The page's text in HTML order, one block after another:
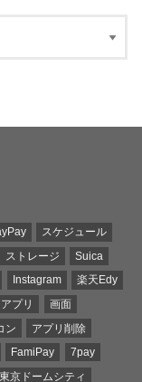
スケジュール
ストレージ
Suica
Instagram
楽天Edy
プリ
画面
ン
アプリ削除
FamiPay
7pay
東京ドームシティ